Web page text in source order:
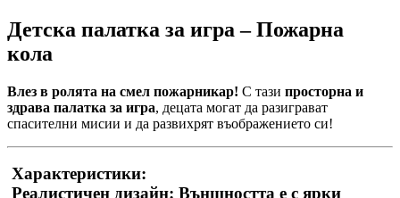
Детска палатка за игра – Пожарна
кола
Влез в ролята на смел пожарникар! С тази просторна и
здрава палатка за игра, децата могат да разиграват
спасителни мисии и да развихрят въображението си!
Характеристики:
Реалистичен дизайн: Външността е с ярки